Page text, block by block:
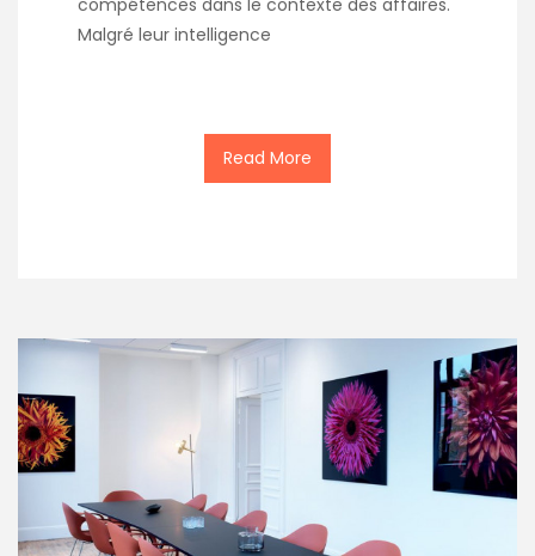
compétences dans le contexte des affaires.
Malgré leur intelligence
Read More